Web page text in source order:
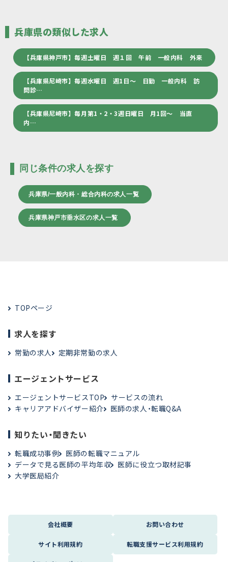
兵庫県の類似した求人
【兵庫県神戸市】毎週土曜日 週１回 午前 一般内科 外来
【兵庫県尼崎市】毎週水曜日 週1日～ 日勤 一般内科 訪
問診…
【兵庫県尼崎市】毎月第1・2・3週日曜日 月1回～ 当直
内…
同じ条件の求人を探す
兵庫県/一般内科・総合内科の求人一覧
兵庫県神戸市垂水区の求人一覧
TOPページ
求人を探す
常勤の求人 定期非常勤の求人
エージェントサービス
エージェントサービスTOP
サービスの流れ
キャリアアドバイザー紹介
医師の求人・転職Q&A
知りたい・聞きたい
転職成功事例
医師の転職マニュアル
データで見る医師の平均年収
医師に役立つ取材記事
大学医局紹介
会社概要 お問い合わせ
サイト利用規約 転職支援サービス利用規約